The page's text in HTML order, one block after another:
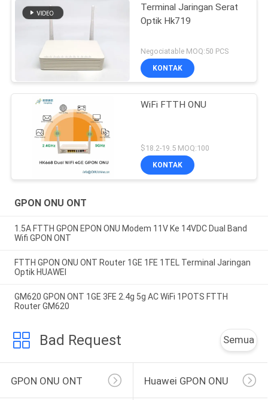
Terminal Jaringan Serat
Optik Hk719
Negociatable MOQ:50 PCS
KONTAK
WiFi FTTH ONU
$18.2-19.5 MOQ:100
KONTAK
GPON ONU ONT
1.5A FTTH GPON EPON ONU Modem 11V Ke 14VDC Dual Band
Wifi GPON ONT
FTTH GPON ONU ONT Router 1GE 1FE 1TEL Terminal Jaringan
Optik HUAWEI
GM620 GPON ONT 1GE 3FE 2.4g 5g AC WiFi 1POTS FTTH
Router GM620
Bad Request Semua
GPON ONU ONT Huawei GPON ONU